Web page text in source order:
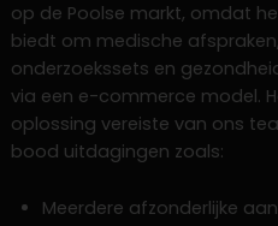
op de Poolse markt, omdat
biedt om medische
onderzoekssets en
via een e-commerce model.
oplossing vereiste van ons
bood uitdagingen zoals:
Meerdere afzonderlijke